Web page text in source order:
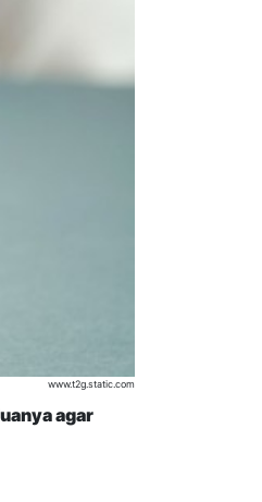
www.t2g.static.com
agar